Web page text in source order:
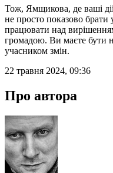
Тож, Ямщикова, де ваші
не просто показово брати
працювати над
громадою. Ви маєте бути
учасником змін.
22 травня 2024, 09:36
Про автора